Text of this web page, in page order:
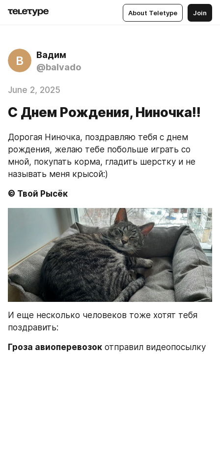
About Teletype Join
В
Вадим
@balvado
June 2, 2025
C Днем Рождения, Ниночка!!
Дорогая Ниночка, поздравляю тебя с днем
рождения, желаю тебе побольше играть со
мной, покупать корма, гладить шерстку и не
называть меня крысой:)
© Твой Рысёк
И еще несколько человеков тоже хотят тебя
поздравить:
Гроза авиоперевозок отправил видеопосылку